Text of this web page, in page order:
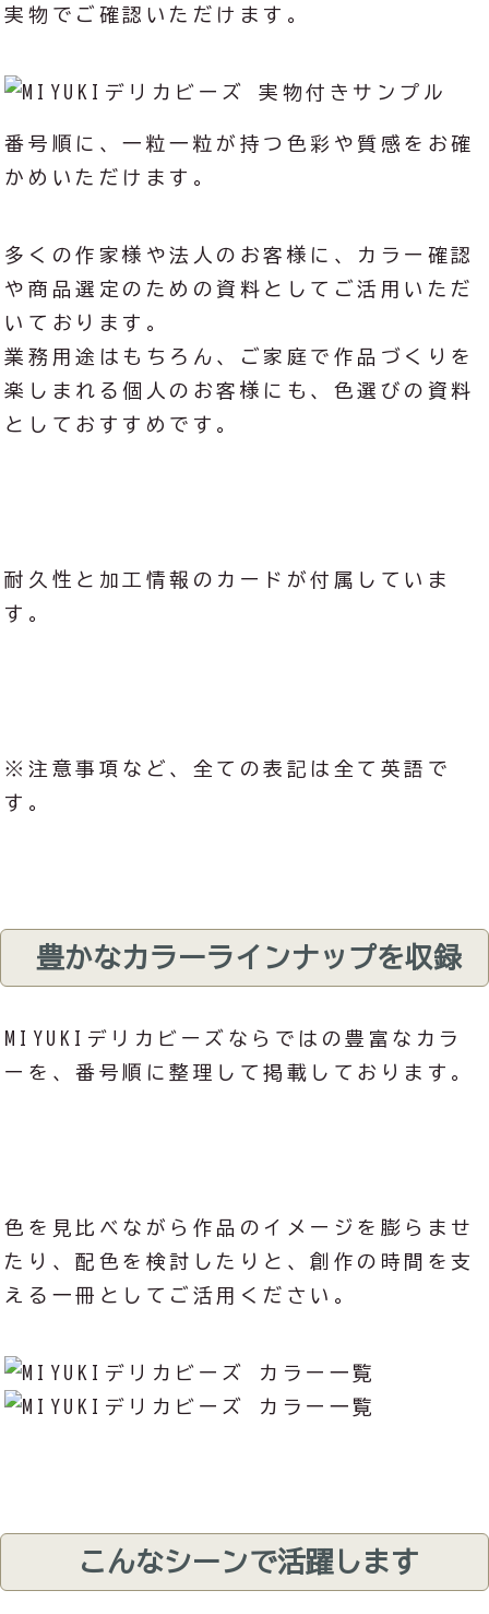
実物でご確認いただけます。
番号順に、一粒一粒が持つ色彩や質感をお確
かめいただけます。
多くの作家様や法人のお客様に、カラー確認
や商品選定のための資料としてご活用いただ
いております。
業務用途はもちろん、ご家庭で作品づくりを
楽しまれる個人のお客様にも、色選びの資料
としておすすめです。
耐久性と加工情報のカードが付属していま
す。
※注意事項など、全ての表記は全て英語で
す。
豊かなカラーラインナップを収録
MIYUKIデリカビーズならではの豊富なカラ
ーを、番号順に整理して掲載しております。
色を見比べながら作品のイメージを膨らませ
たり、配色を検討したりと、創作の時間を支
える一冊としてご活用ください。
こんなシーンで活躍します